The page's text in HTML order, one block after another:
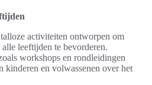
activiteiten ontworpen om
leeftijden te bevorderen.
workshops en rondleidingen
kinderen en volwassenen over het